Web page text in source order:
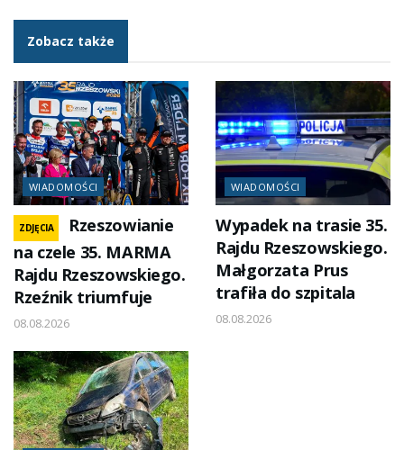
Zobacz także
WIADOMOŚCI
ZDJĘCIA
Rzeszowianie
na czele 35. MARMA
Rajdu Rzeszowskiego.
Rzeźnik triumfuje
08.08.2026
WIADOMOŚCI
Wypadek na trasie 35.
Rajdu Rzeszowskiego.
Małgorzata Prus
trafiła do szpitala
08.08.2026